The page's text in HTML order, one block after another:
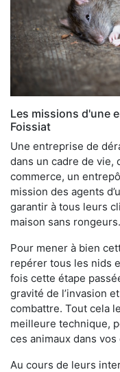
Les missions d'une
Foissiat
Une entreprise de
dans un cadre de vie,
commerce, un
mission des agents
garantir à tous leurs
maison sans rongeurs.
Pour mener à bien
repérer tous les nids
fois cette étape
gravité de l’invasion
combattre. Tout cela
meilleure technique,
ces animaux dans
Au cours de leurs